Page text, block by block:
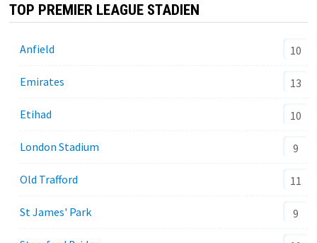
TOP PREMIER LEAGUE STADIEN
Anfield 10
Emirates 13
Etihad 10
London Stadium 9
Old Trafford 11
St James' Park 9